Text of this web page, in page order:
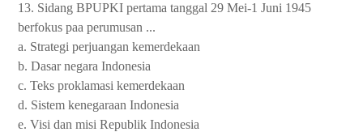
13. Sidang BPUPKI pertama tanggal 29 Mei-1 Juni 1945
berfokus paa perumusan ...
a. Strategi perjuangan kemerdekaan
b. Dasar negara Indonesia
c. Teks proklamasi kemerdekaan
d. Sistem kenegaraan Indonesia
e. Visi dan misi Republik Indonesia